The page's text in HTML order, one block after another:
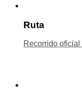
Ruta
Recorrido